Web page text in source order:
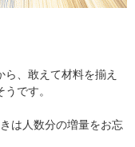
、敢えて材料を揃え
です。
は人数分の増量をお忘